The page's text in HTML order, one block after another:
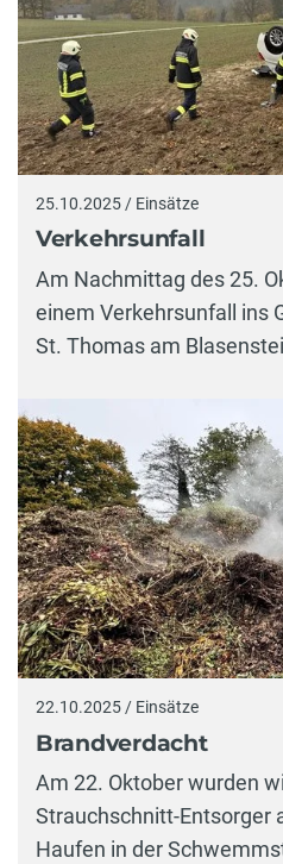
25.10.2025 / Einsätze
Verkehrsunfall
Am Nachmittag des 25.
einem Verkehrsunfall ins
St. Thomas am
22.10.2025 / Einsätze
Brandverdacht
Am 22. Oktober wurden
Strauchschnitt-Entsorger
Haufen in der